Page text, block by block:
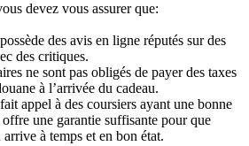
devez vous assurer que:
des avis en ligne réputés sur des
des critiques.
ne sont pas obligés de payer des taxes
à l’arrivée du cadeau.
appel à des coursiers ayant une bonne
une garantie suffisante pour que
arrive à temps et en bon état.